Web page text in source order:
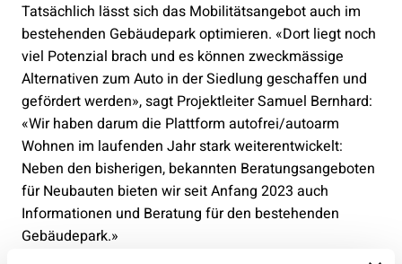
Tatsächlich lässt sich das Mobilitätsangebot auch im
bestehenden Gebäudepark optimieren. «Dort liegt noch
viel Potenzial brach und es können zweckmässige
Alternativen zum Auto in der Siedlung geschaffen und
gefördert werden», sagt Projektleiter Samuel Bernhard:
«Wir haben darum die Plattform autofrei/autoarm
Wohnen im laufenden Jahr stark weiterentwickelt:
Neben den bisherigen, bekannten Beratungsangeboten
für Neubauten bieten wir seit Anfang 2023 auch
Informationen und Beratung für den bestehenden
Gebäudepark.»